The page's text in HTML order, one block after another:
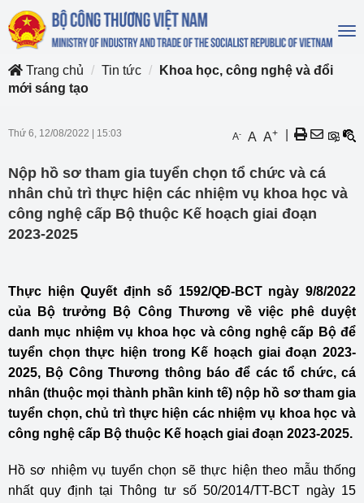
Trang chủ
Tin tức
Khoa học, công nghệ và đổi
mới sáng tạo
Thứ 6, 12/08/2022 15:03 A- A A+
Nộp hồ sơ tham gia tuyển chọn tổ chức và cá
nhân chủ trì thực hiện các nhiệm vụ khoa học và
công nghệ cấp Bộ thuộc Kế hoạch giai đoạn
2023-2025
Thực hiện Quyết định số 1592/QĐ-BCT ngày 9/8/2022
của Bộ trưởng Bộ Công Thương về việc phê duyệt
danh mục nhiệm vụ khoa học và công nghệ cấp Bộ để
tuyển chọn thực hiện trong Kế hoạch giai đoạn 2023-
2025, Bộ Công Thương thông báo để các tổ chức, cá
nhân (thuộc mọi thành phần kinh tế) nộp hồ sơ tham gia
tuyển chọn, chủ trì thực hiện các nhiệm vụ khoa học và
công nghệ cấp Bộ thuộc Kế hoạch giai đoạn 2023-2025.
Hồ sơ nhiệm vụ tuyển chọn sẽ thực hiện theo mẫu thống
nhất quy định tại Thông tư số 50/2014/TT-BCT ngày 15